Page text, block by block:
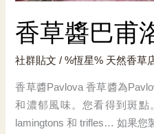
香草醬巴甫
社群貼文 / %恆星% 天然香草
香草醬Pavlova 香草醬為
和濃郁風味。您看得到斑點
lamingtons 和 trifles… 如果您